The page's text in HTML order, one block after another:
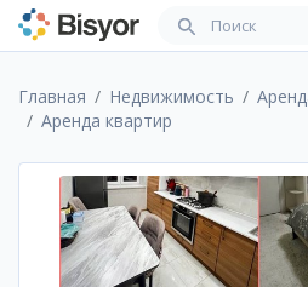
Главная Недвижимость
Аренда квартир